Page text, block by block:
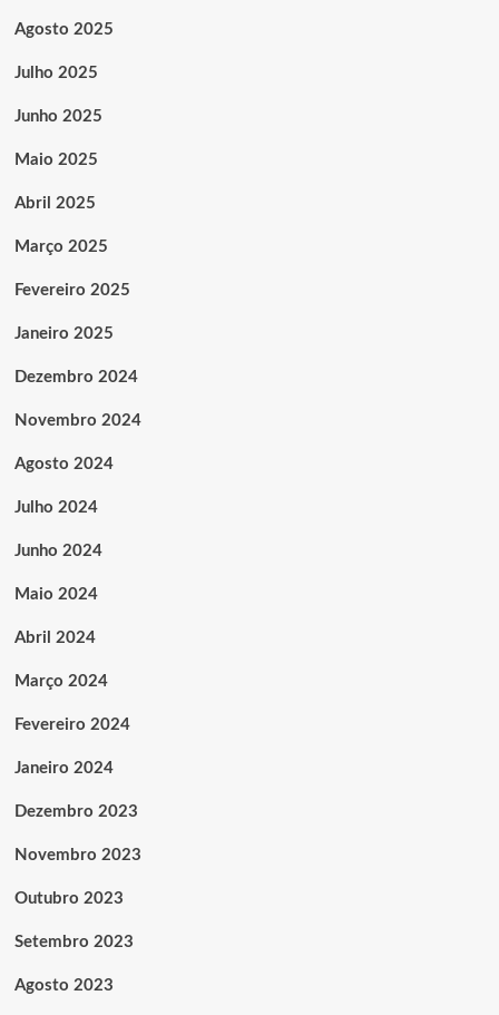
Agosto 2025
Julho 2025
Junho 2025
Maio 2025
Abril 2025
Março 2025
Fevereiro 2025
Janeiro 2025
Dezembro 2024
Novembro 2024
Agosto 2024
Julho 2024
Junho 2024
Maio 2024
Abril 2024
Março 2024
Fevereiro 2024
Janeiro 2024
Dezembro 2023
Novembro 2023
Outubro 2023
Setembro 2023
Agosto 2023